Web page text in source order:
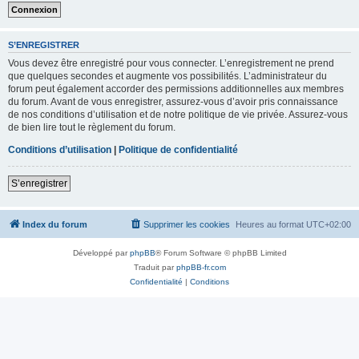
S’ENREGISTRER
Vous devez être enregistré pour vous connecter. L’enregistrement ne prend
que quelques secondes et augmente vos possibilités. L’administrateur du
forum peut également accorder des permissions additionnelles aux membres
du forum. Avant de vous enregistrer, assurez-vous d’avoir pris connaissance
de nos conditions d’utilisation et de notre politique de vie privée. Assurez-vous
de bien lire tout le règlement du forum.
Conditions d’utilisation
Politique de confidentialité
S’enregistrer
Index du forum Heures au format UTC+02:00
Supprimer les cookies
Développé parphpBB® Forum Software © phpBB Limited
Traduit parphpBB-fr.com
Confidentialité | Conditions